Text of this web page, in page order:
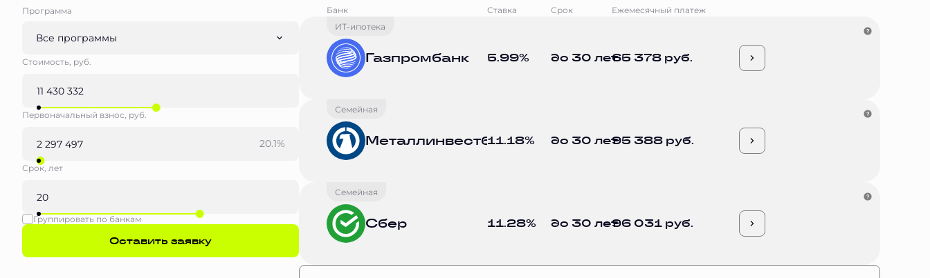
Программа
Все программы
Стоимость, руб.
Первоначальный взнос, руб.
20.1%
Срок, лет
Группировать по банкам
Оставить заявку
Банк Ставка Срок
Ежемесячный платеж
ИТ-ипотека
Газпромбанк 5.99% до 30 лет65 378 руб.
Семейная
Металлинвестбанк
11.18% до 30 лет95 388 руб.
Семейная
Сбер 11.28% до 30 лет96 031 руб.